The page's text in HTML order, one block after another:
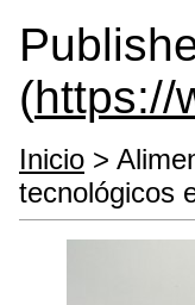
(https://
Inicio >
tecnológicos